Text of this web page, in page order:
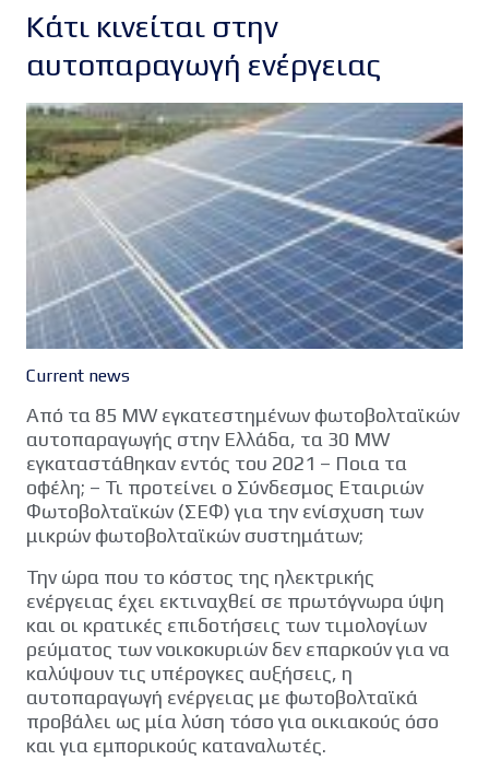
Κάτι κινείται στην
αυτοπαραγωγή ενέργειας
Current news
Από τα 85 MW εγκατεστημένων φωτοβολταϊκών
αυτοπαραγωγής στην Ελλάδα, τα 30 MW
εγκαταστάθηκαν εντός του 2021 – Ποια τα
οφέλη; – Τι προτείνει ο Σύνδεσμος Εταιριών
Φωτοβολταϊκών (ΣΕΦ) για την ενίσχυση των
μικρών φωτοβολταϊκών συστημάτων;
Την ώρα που το κόστος της ηλεκτρικής
ενέργειας έχει εκτιναχθεί σε πρωτόγνωρα ύψη
και οι κρατικές επιδοτήσεις των τιμολογίων
ρεύματος των νοικοκυριών δεν επαρκούν για να
καλύψουν τις υπέρογκες αυξήσεις, η
αυτοπαραγωγή ενέργειας με φωτοβολταϊκά
προβάλει ως μία λύση τόσο για οικιακούς όσο
και για εμπορικούς καταναλωτές.